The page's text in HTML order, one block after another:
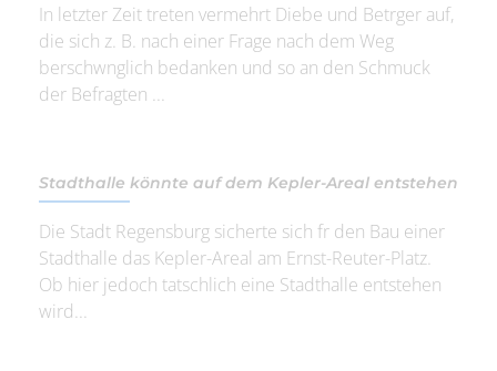
In letzter Zeit treten vermehrt Diebe und Betrger auf,
die sich z. B. nach einer Frage nach dem Weg
berschwnglich bedanken und so an den Schmuck
der Befragten ...
Stadthalle könnte auf dem Kepler-Areal entstehen
Die Stadt Regensburg sicherte sich fr den Bau einer
Stadthalle das Kepler-Areal am Ernst-Reuter-Platz.
Ob hier jedoch tatschlich eine Stadthalle entstehen
wird...